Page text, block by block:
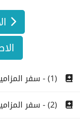
(1) - سفر المزامير الاصحاح الاول
(2) - سفر المزامير الاصحاح الثانى